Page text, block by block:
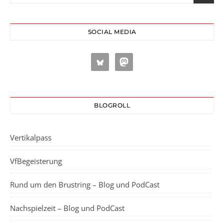
SOCIAL MEDIA
BLOGROLL
Vertikalpass
VfBegeisterung
Rund um den Brustring – Blog und PodCast
Nachspielzeit – Blog und PodCast